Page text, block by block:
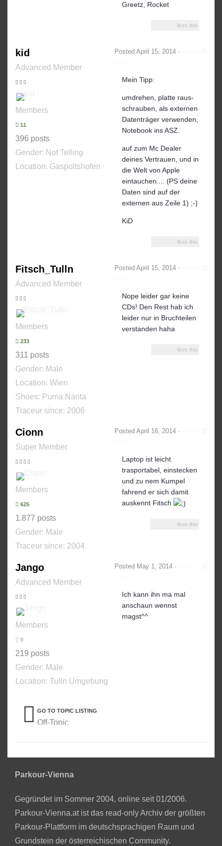
Greetz, Rocket
likes this
kid
Advanced Member
Members
11
396 posts
Gender: Not Telling
Location: Gaspoltshofen
Posted April 15, 2014 ·
Mein Tipp:
umdrehen, platte raus-
schrauben, als externen
Datenträger verwenden,
Notebook ins ASZ.
auf zum Mc Dealer
deines Vertrauen, und in
die Welt von Apple
eintauchen.... (PS deine
Daten sind auf der
externen aus Zeile 1) ;-)
KiD
likes this
Fitsch_Tulln
Advanced Member
Members
233
311 posts
Gender: Male
Location: Wien
Shoes: Puma Narita
Traceur since: 2006
Posted April 15, 2014 ·
Nope leider gar keine
CDs! Den Rest hab ich
leider nur in Bruchteilen
verstanden haha
likes this
Cionn
Super Member
Members
625
1.877 posts
Gender: Male
Traceur since: 2004
Posted April 16, 2014 ·
Laptop ist leicht
trasportabel, einstecken
und zu nem Kumpel
fahrend er sich damit
auskennt Fitsch
likes this
Jango
Advanced Member
Members
0
219 posts
Gender: Male
Location: Tulln Umgebung
Posted May 1, 2014 ·
Ich kann ihn ma mal
anschaun wennst
magst^^
GO TO TOPIC LISTING
Off-Topic
Parkour-Vienna
Gegründet im Sommer 2004, online seit 01/2006.
Parkour-Vienna.at ist das read-only Archiv der größten
Parkour-Plattform im deutschsprachigen Raum und
Grundstein der österreichischen Community.